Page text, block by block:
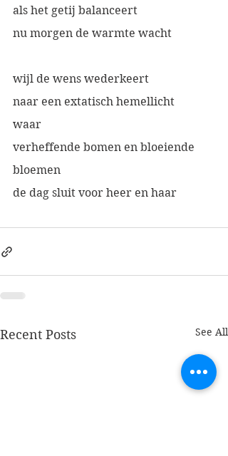
als het getij balanceert
nu morgen de warmte wacht
wijl de wens wederkeert
naar een extatisch hemellicht
waar
verheffende bomen en bloeiende
bloemen
de dag sluit voor heer en haar
Recent Posts See All